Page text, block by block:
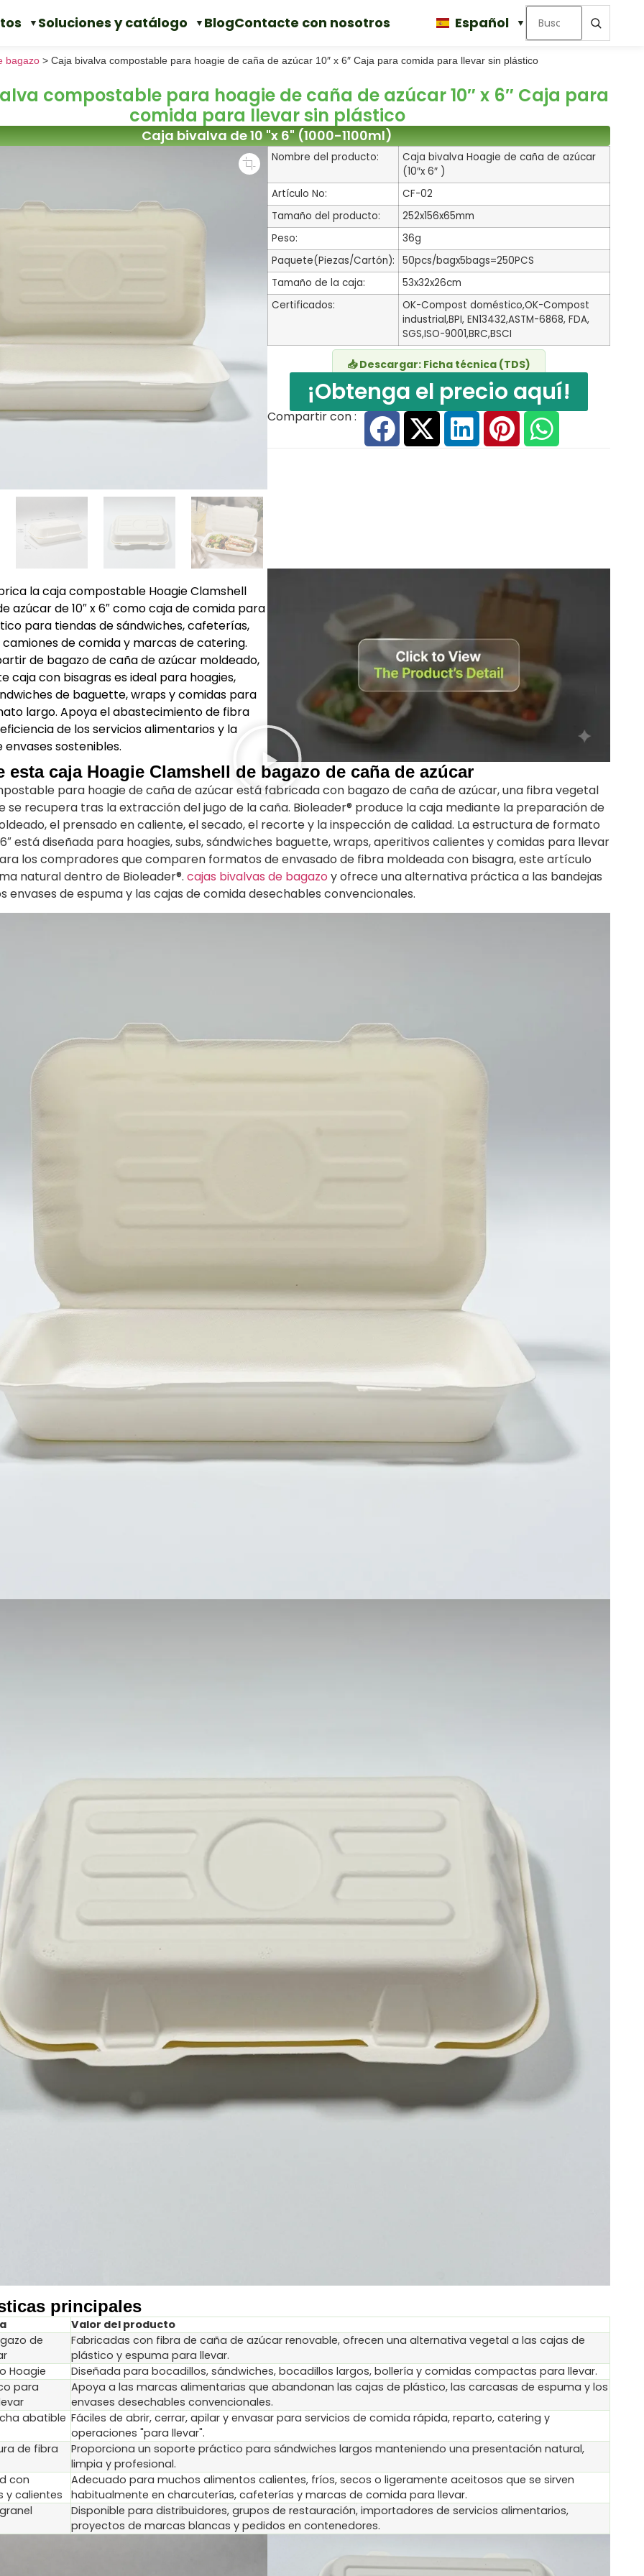
Soluciones y catálogo BlogContacte con nosotros Español
bagazo > Caja bivalva compostable para hoagie de caña de azúcar 10″ x 6″ Caja para comida para llevar sin plástico
compostable para hoagie de caña de azúcar 10″ x 6″ Caja para
comida para llevar sin plástico
Caja bivalva de 10 "x 6" (1000-1100ml)
Nombre del producto:
Caja bivalva Hoagie de caña de azúcar
(10″x 6″ )
Artículo No:
CF-02
Tamaño del producto:
252x156x65mm
Peso:
36g
Paquete(Piezas/Cartón):
50pcs/bagx5bags=250PCS
Tamaño de la caja:
53x32x26cm
Certificados:
OK-Compost doméstico,OK-Compost
industrial,BPI, EN13432,ASTM-6868, FDA,
SGS,ISO-9001,BRC,BSCI
📥 Descargar: Ficha técnica (TDS)
¡Obtenga el precio aquí!
Compartir con :
la caja compostable Hoagie Clamshell
azúcar de 10″ x 6″ como caja de comida para
para tiendas de sándwiches, cafeterías,
de comida y marcas de catering.
de bagazo de caña de azúcar moldeado,
caja con bisagras es ideal para hoagies,
de baguette, wraps y comidas para
largo. Apoya el abastecimiento de fibra
de los servicios alimentarios y la
envases sostenibles.
esta caja Hoagie Clamshell de bagazo de caña de azúcar
para hoagie de caña de azúcar está fabricada con bagazo de caña de azúcar, una fibra vegetal
se recupera tras la extracción del jugo de la caña. Bioleader® produce la caja mediante la preparación de
el prensado en caliente, el secado, el recorte y la inspección de calidad. La estructura de formato
6″ está diseñada para hoagies, subs, sándwiches baguette, wraps, aperitivos calientes y comidas para llevar
los compradores que comparen formatos de envasado de fibra moldeada con bisagra, este artículo
natural dentro de Bioleader®. cajas bivalvas de bagazo y ofrece una alternativa práctica a las bandejas
envases de espuma y las cajas de comida desechables convencionales.
principales
Valor del producto
de
Fabricadas con fibra de caña de azúcar renovable, ofrecen una alternativa vegetal a las cajas de
plástico y espuma para llevar.
Hoagie
Diseñada para bocadillos, sándwiches, bocadillos largos, bollería y comidas compactas para llevar.
para
Apoya a las marcas alimentarias que abandonan las cajas de plástico, las carcasas de espuma y los
envases desechables convencionales.
abatible Fáciles de abrir, cerrar, apilar y envasar para servicios de comida rápida, reparto, catering y
operaciones "para llevar".
de fibra
Proporciona un soporte práctico para sándwiches largos manteniendo una presentación natural,
limpia y profesional.
con
y calientes
Adecuado para muchos alimentos calientes, fríos, secos o ligeramente aceitosos que se sirven
habitualmente en charcuterías, cafeterías y marcas de comida para llevar.
Disponible para distribuidores, grupos de restauración, importadores de servicios alimentarios,
proyectos de marcas blancas y pedidos en contenedores.